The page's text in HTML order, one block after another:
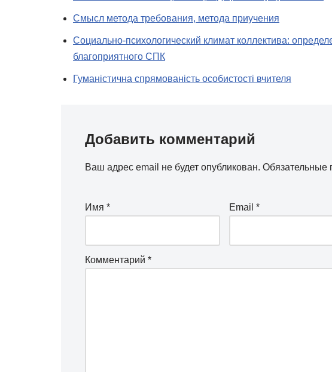
Смысл метода требования, метода приучения
Социально-психологический климат коллектива:
благоприятного СПК
Гуманістична спрямованість особистості вчителя
Добавить комментарий
Ваш адрес email не будет опубликован. Обязательные
Имя * Email*
Комментарий *